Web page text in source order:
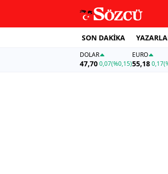
SON DAKİKA
DOLAR
47,700,07(%0,15)
EURO
55,18 0,17